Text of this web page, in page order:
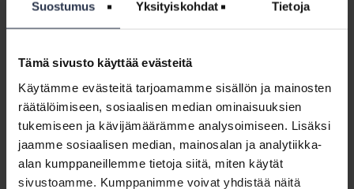
Suostumus Yksityiskohdat Tietoja
Tämä sivusto käyttää evästeitä
Käytämme evästeitä tarjoamamme sisällön ja mainosten
räätälöimiseen, sosiaalisen median ominaisuuksien
tukemiseen ja kävijämäärämme analysoimiseen. Lisäksi
jaamme sosiaalisen median, mainosalan ja analytiikka-
alan kumppaneillemme tietoja siitä, miten käytät
sivustoamme. Kumppanimme voivat yhdistää näitä
Ensimmäiset auktorisoidut isännöitsijät saivat diplominsa
15.3.2016. Auktorisoitu isännöitsijä on alalle koulutettu ja
jatkuvaan kehittämiseen ja noudattamaan isännöinnin
Isännöintiliitto:
vaatii
selvennystä
Isännöintiliitto: Tupakkalaki vaatii
selvennystä
AJANKOHTAISTA 2.3.2016